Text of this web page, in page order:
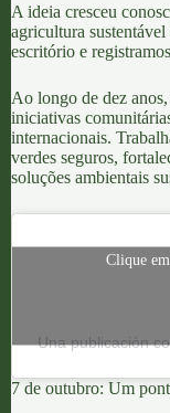
A ideia cresceu
agricultura
escritório e
Ao longo de dez
iniciativas
internacionais.
verdes seguros,
soluções ambientais
Una publicación
Clique
7 de outubro: Um